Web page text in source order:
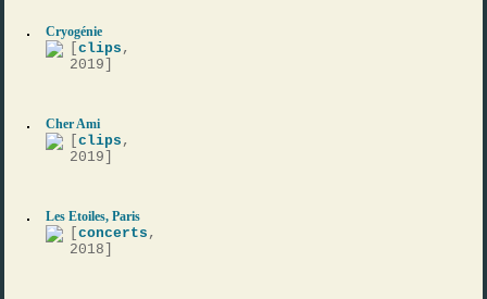
Cryogénie
[clips ,
2019]
Cher Ami
[clips ,
2019]
Les Etoiles, Paris
[concerts ,
2018]